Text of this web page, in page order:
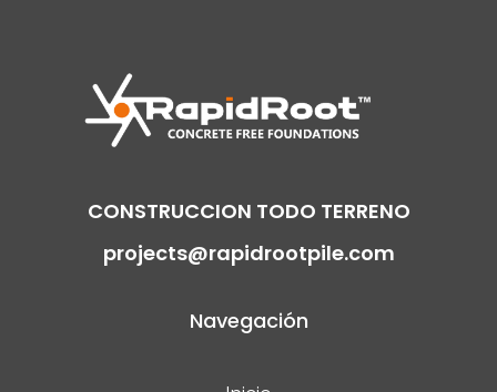
CONSTRUCCION TODO TERRENO
projects@rapidrootpile.com
Navegación